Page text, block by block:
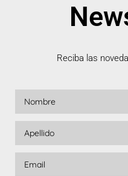
Reciba las